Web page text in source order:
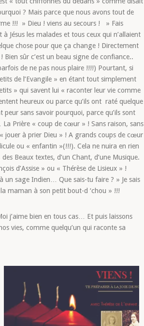
? Mais parce que nous avons tout de
!!! » Dieu ! viens au secours ! » Fais
Jésus les malades et tous ceux qui n’allaient
chose pour que ça change ! Directement
sûr c’est un beau signe de confiance..
de ne pas nous plaire !!!!) Pourtant, si
de l’Evangile » en étant tout simplement
» qui savent lui « raconter leur vie comme
heureux ou parce qu’ils ont raté quelque
sans savoir pourquoi, parce qu’ils sont
Prière « coup de cœur » ! Sans raison, sans
jouer à prier Dieu » ! A grands coups de cœur
ou « enfantin »(!!!). Cela ne nuira en rien
Beaux textes, d’un Chant, d’une Musique.
d’Assise » ou « Thérèse de Lisieux » !
un sage Indien… Que sais-tu faire ? » Je sais
maman à son petit bout-d ‘chou » !!!
j’aime bien en tous cas… Et puis laissons
vies, comme quelqu’un qui raconte sa